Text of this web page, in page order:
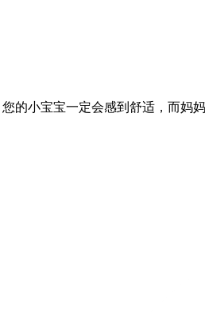
的小宝宝一定会感到舒适，而妈